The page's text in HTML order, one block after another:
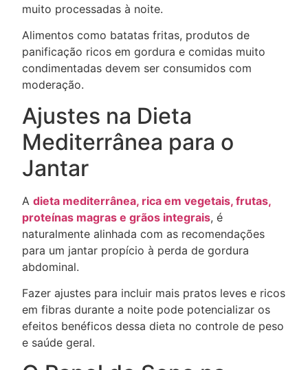
muito processadas à noite.
Alimentos como batatas fritas, produtos de
panificação ricos em gordura e comidas muito
condimentadas devem ser consumidos com
moderação.
Ajustes na Dieta
Mediterrânea para o
Jantar
Adieta mediterrânea, rica em vegetais, frutas,
proteínas magras e grãos integrais, é
naturalmente alinhada com as recomendações
para um jantar propício à perda de gordura
abdominal.
Fazer ajustes para incluir mais pratos leves e ricos
em fibras durante a noite pode potencializar os
efeitos benéficos dessa dieta no controle de peso
e saúde geral.